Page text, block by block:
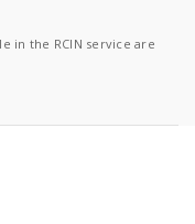
in the RCIN service are